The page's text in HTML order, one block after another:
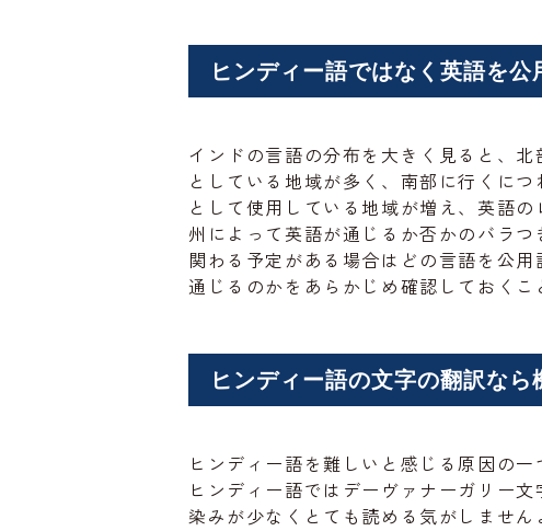
ヒンディー語ではなく英語を
インドの言語の分布を大きく見ると、
としている地域が多く、南部に行くに
として使用している地域が増え、英語の
州によって英語が通じるか否かのバラ
関わる予定がある場合はどの言語を公
通じるのかをあらかじめ確認しておくこ
ヒンディー語の文字の翻訳なら
ヒンディー語を難しいと感じる原因の
ヒンディー語ではデーヴァナーガリー
染みが少なくとても読める気がしません